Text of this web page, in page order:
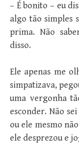
– É bonito – eu
algo tão simples
prima. Não
disso.
Ele apenas me
sim­patizava,
uma vergonha
esconder. Não
ou ele mesmo
ele desprezou e